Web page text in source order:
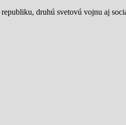
republiku, druhú svetovú vojnu aj